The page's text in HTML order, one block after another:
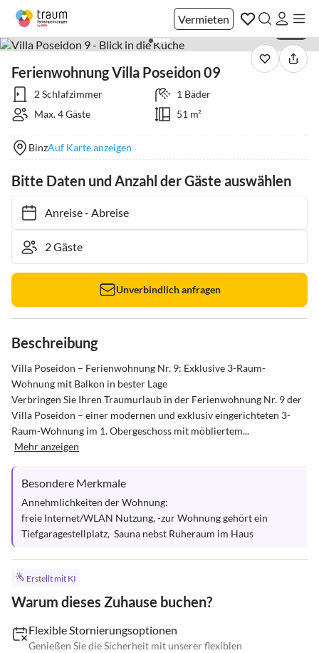
Vermieten
Ferienwohnung Villa Poseidon 09
2 Schlafzimmer
1 Bäder
Max. 4 Gäste
51 m²
BinzAuf Karte anzeigen
Bitte Daten und Anzahl der Gäste auswählen
Anreise- Abreise
Unverbindlich anfragen
Beschreibung
Villa Poseidon – Ferienwohnung Nr. 9: Exklusive 3-Raum-
Wohnung mit Balkon in bester Lage
Verbringen Sie Ihren Traumurlaub in der Ferienwohnung Nr. 9 der
Villa Poseidon – einer modernen und exklusiv eingerichteten 3-
Raum-Wohnung im 1. Obergeschoss mit möbliertem...
Mehr anzeigen
Besondere Merkmale
Annehmlichkeiten der Wohnung:
freie Internet/WLAN Nutzung, -zur Wohnung gehört ein
Tiefgaragestellplatz,  Sauna nebst Ruheraum im Haus
Erstellt mit KI
Warum dieses Zuhause buchen?
Flexible Stornierungsoptionen
Genießen Sie die Sicherheit mit unserer flexiblen